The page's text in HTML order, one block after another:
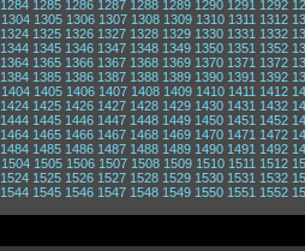
1284 1285 1286 1287 1288 1289 1290 1291 1292
1304 1305 1306 1307 1308 1309 1310 1311 1312
1324 1325 1326 1327 1328 1329 1330 1331 1332
1344 1345 1346 1347 1348 1349 1350 1351 1352
1364 1365 1366 1367 1368 1369 1370 1371 1372
1384 1385 1386 1387 1388 1389 1390 1391 1392
1404 1405 1406 1407 1408 1409 1410 1411 1412
1424 1425 1426 1427 1428 1429 1430 1431 1432
1444 1445 1446 1447 1448 1449 1450 1451 1452
1464 1465 1466 1467 1468 1469 1470 1471 1472
1484 1485 1486 1487 1488 1489 1490 1491 1492
1504 1505 1506 1507 1508 1509 1510 1511 1512
1524 1525 1526 1527 1528 1529 1530 1531 1532
1544 1545 1546 1547 1548 1549 1550 1551 1552